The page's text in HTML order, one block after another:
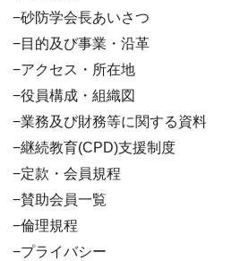
砂防学会長あいさつ
目的及び事業・沿革
アクセス・所在地
役員構成・組織図
業務及び財務等に関する資料
継続教育(CPD)支援制度
定款・会員規程
賛助会員一覧
倫理規程
プライバシー